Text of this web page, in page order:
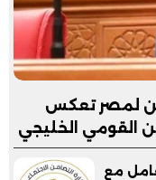
لمصر تعكس
القومي الخليجي
مع